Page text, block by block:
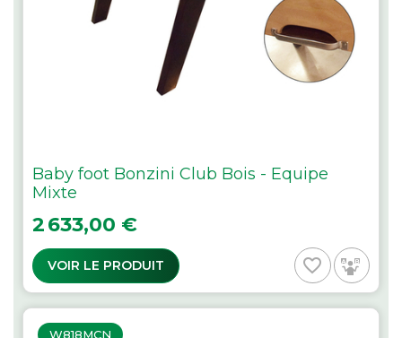
Baby foot Bonzini Club Bois - Equipe
Mixte
Prix
2 633,00 €
VOIR LE PRODUIT favorite_border
W818MCN